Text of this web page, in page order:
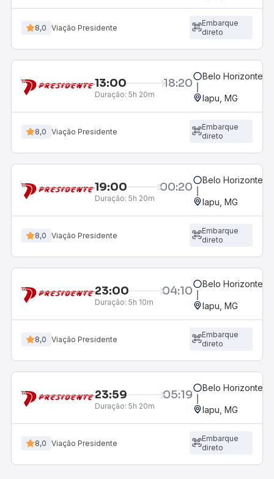
8,0 Viação Presidente
Embarque
direto
13:00 18:20
Duração: 5h 20m
Belo Horizonte,
Iapu, MG
8,0 Viação Presidente
Embarque
direto
19:00 00:20
Duração: 5h 20m
Belo Horizonte,
Iapu, MG
8,0 Viação Presidente
Embarque
direto
23:00 04:10
Duração: 5h 10m
Belo Horizonte,
Iapu, MG
8,0 Viação Presidente
Embarque
direto
23:59 05:19
Duração: 5h 20m
Belo Horizonte,
Iapu, MG
8,0 Viação Presidente
Embarque
direto